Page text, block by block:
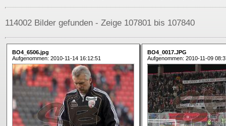
114002 Bilder gefunden - Zeige 107801 bis 107840
BO4_6506.jpg
Aufgenommen: 2010-11-14 16:12:51
BO4_0017.JPG
Aufgenommen: 2010-11-09